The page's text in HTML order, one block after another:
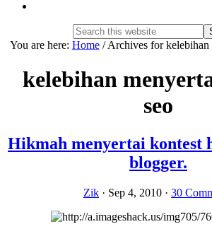
Search
this
Hide
You are here: Home /Archives for kelebihan
kelebihan
seo
Hikmah menyertai kontest
blogger.
Zik · Sep 4, 2010 · 30